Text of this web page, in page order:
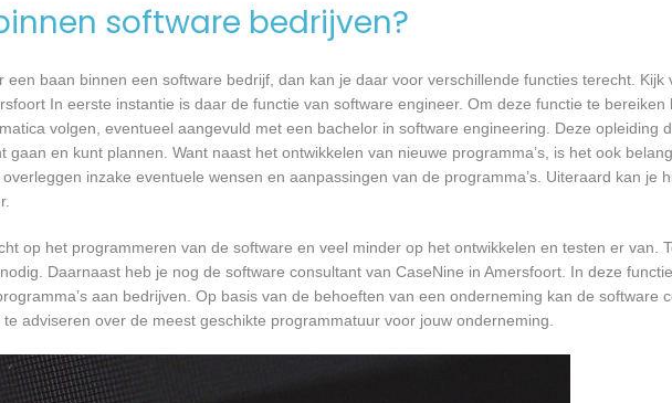
software bedrijven?
baan binnen een software bedrijf, dan kan je daar voor verschillende functies terecht. Kijk
In eerste instantie is daar de functie van software engineer. Om deze functie te bereiken
volgen, eventueel aangevuld met een bachelor in software engineering. Deze opleiding
en kunt plannen. Want naast het ontwikkelen van nieuwe programma’s, is het ook
inzake eventuele wensen en aanpassingen van de programma’s. Uiteraard kan je
op het programmeren van de software en veel minder op het ontwikkelen en testen er van.
Daarnaast heb je nog de software consultant van CaseNine in Amersfoort. In deze
aan bedrijven. Op basis van de behoeften van een onderneming kan de software
adviseren over de meest geschikte programmatuur voor jouw onderneming.